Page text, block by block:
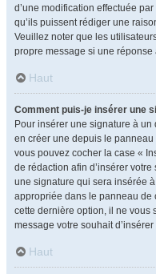
d’une modification effectuée
qu’ils puissent rédiger une
Veuillez noter que les
propre message si une réponse
Haut
Comment puis-je insérer une
Pour insérer une signature à un
en créer une depuis le panneau
vous pouvez cocher la case «
de rédaction afin d’insérer
une signature qui sera insérée
appropriée dans le panneau de
cette dernière option, il ne vous
message votre souhait
Haut